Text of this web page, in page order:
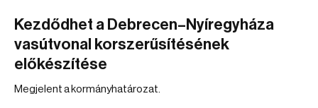
Kezdődhet a Debrecen–Nyíregyháza
vasútvonal korszerűsítésének
előkészítése
Megjelent a kormányhatározat.